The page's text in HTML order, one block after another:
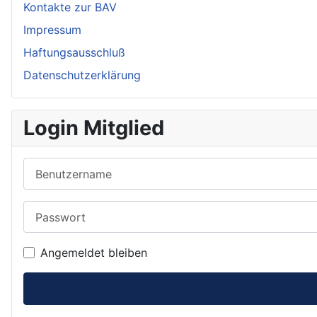
Kontakte zur BAV
Impressum
Haftungsausschluß
Datenschutzerklärung
Login Mitglied
Angemeldet bleiben